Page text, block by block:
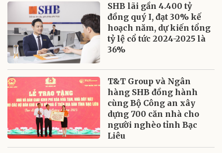
SHB lãi gần 4.400 tỷ
đồng quý I, đạt 30% kế
hoạch năm, dự kiến tổng
tỷ lệ cổ tức 2024-2025 là
36%
T&T Group và Ngân
hàng SHB đồng hành
cùng Bộ Công an xây
dựng 700 căn nhà cho
người nghèo tỉnh Bạc
Liêu